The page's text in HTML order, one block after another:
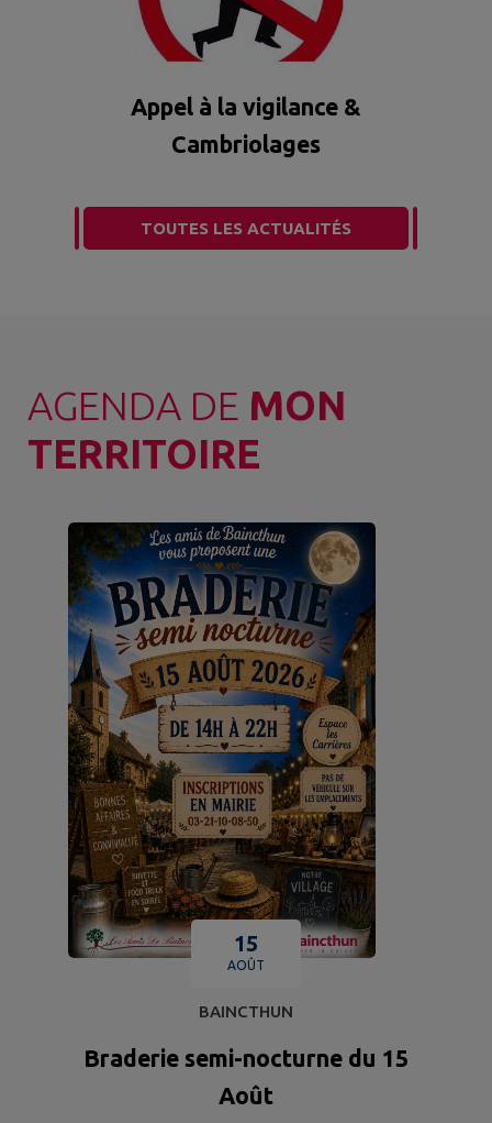
Appel à la vigilance &
Cambriolages
TOUTES LES ACTUALITÉS
AGENDA DE MON
TERRITOIRE
15
AOÛT
BAINCTHUN
Braderie semi-nocturne du 15
Août